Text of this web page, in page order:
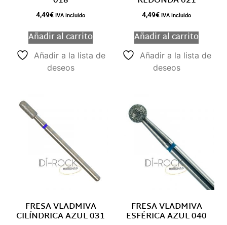
4,49€ IVA incluido
Añadir al carrito
Añadir a la lista de
deseos
4,49€ IVA incluido
Añadir al carrito
Añadir a la lista de
deseos
FRESA VLADMIVA
CILÍNDRICA AZUL 031
FRESA VLADMIVA
ESFÉRICA AZUL 040